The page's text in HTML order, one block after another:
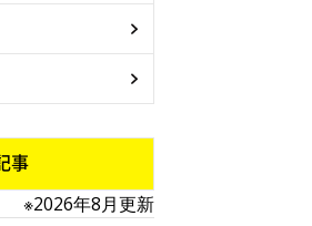
事
※2026年8月更新